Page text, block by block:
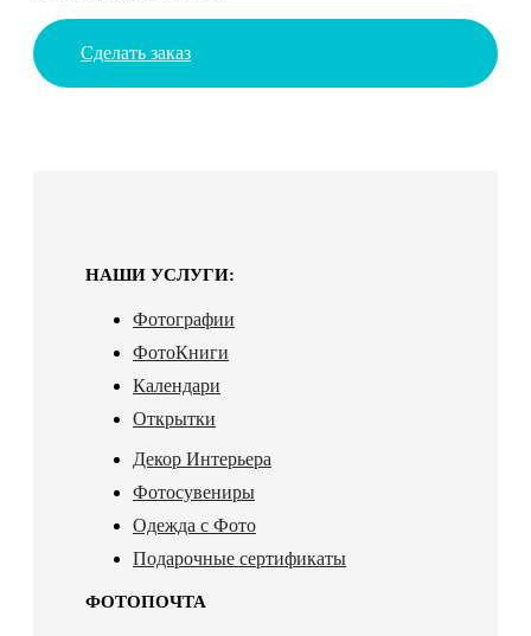
Сделать заказ
НАШИ УСЛУГИ:
Фотографии
ФотоКниги
Календари
Открытки
Декор Интерьера
Фотосувениры
Одежда с Фото
Подарочные сертификаты
ФОТОПОЧТА